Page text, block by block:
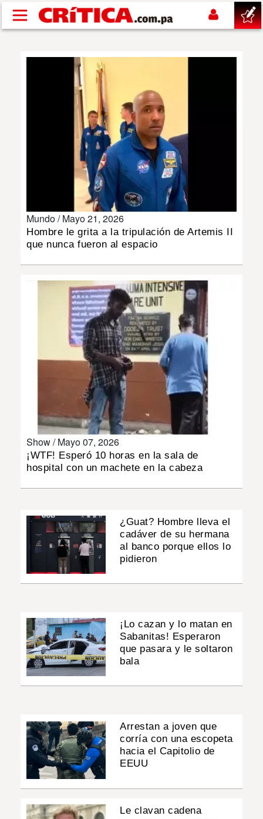
Pasar al contenido principal
DEPORTES
MUNDO
Mundo /Mayo 21, 2026
Hombre le grita a la tripulación de Artemis II
que nunca fueron al espacio
Show /Mayo 07, 2026
¡WTF! Esperó 10 horas en la sala de
hospital con un machete en la cabeza
¿Guat? Hombre lleva el
cadáver de su hermana
al banco porque ellos lo
pidieron
¡Lo cazan y lo matan en
Sabanitas! Esperaron
que pasara y le soltaron
bala
Arrestan a joven que
corría con una escopeta
hacia el Capitolio de
EEUU
Le clavan cadena